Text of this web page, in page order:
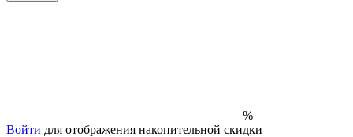
%
Войти для отображения накопительной скидки